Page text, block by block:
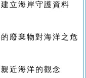
立海岸守護資料
廢棄物對海洋之危
近海洋的觀念